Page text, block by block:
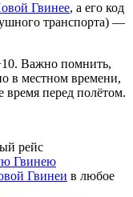
Гвинее, а его код
транспорта) —
Важно помнить,
в местном времени,
время перед полётом.
рейс
Гвинею
Гвинеи в любое